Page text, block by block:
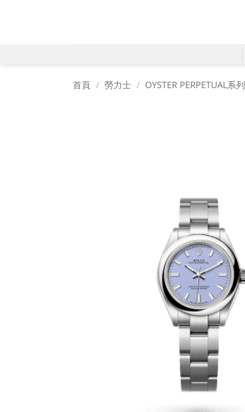
首頁 / 勞力士 / OYSTER PERPETUAL系列